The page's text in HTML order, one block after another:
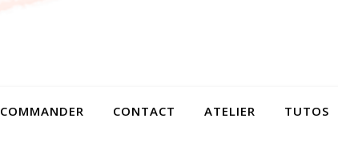
COMMANDER CONTACT ATELIER TUTOS